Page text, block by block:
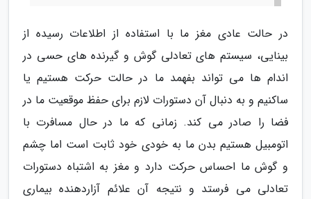
در حالت عادی مغز ما با استفاده از اطلاعات رسیده از
بینایی، سیستم های تعادلی گوش و گیرنده های حسی در
اندام ها می تواند بفهمد ما در حالت حرکت هستیم یا
ساکنیم و به دنبال آن دستورات لازم برای حفظ موقعیت ما در
فضا را صادر می کند. زمانی که ما در حال مسافرت با
اتومبیل هستیم بدن ما به خودی خود ثابت است اما چشم
و گوش ما احساس حرکت دارد و مغز به اشتباه دستورات
تعادلی می فرستد و نتیجه آن علائم آزاردهنده بیماری